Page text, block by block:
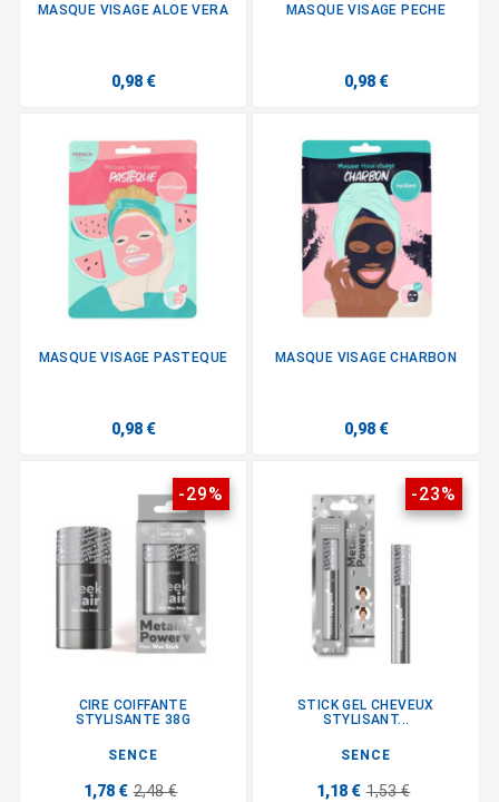
MASQUE VISAGE ALOE VERA
0,98 €
MASQUE VISAGE PECHE
0,98 €
MASQUE VISAGE PASTEQUE
0,98 €
MASQUE VISAGE CHARBON
0,98 €
-29%
CIRE COIFFANTE
STYLISANTE 38G
SENCE
1,78 € 2,48 €
-23%
STICK GEL CHEVEUX
STYLISANT...
SENCE
1,18 € 1,53 €